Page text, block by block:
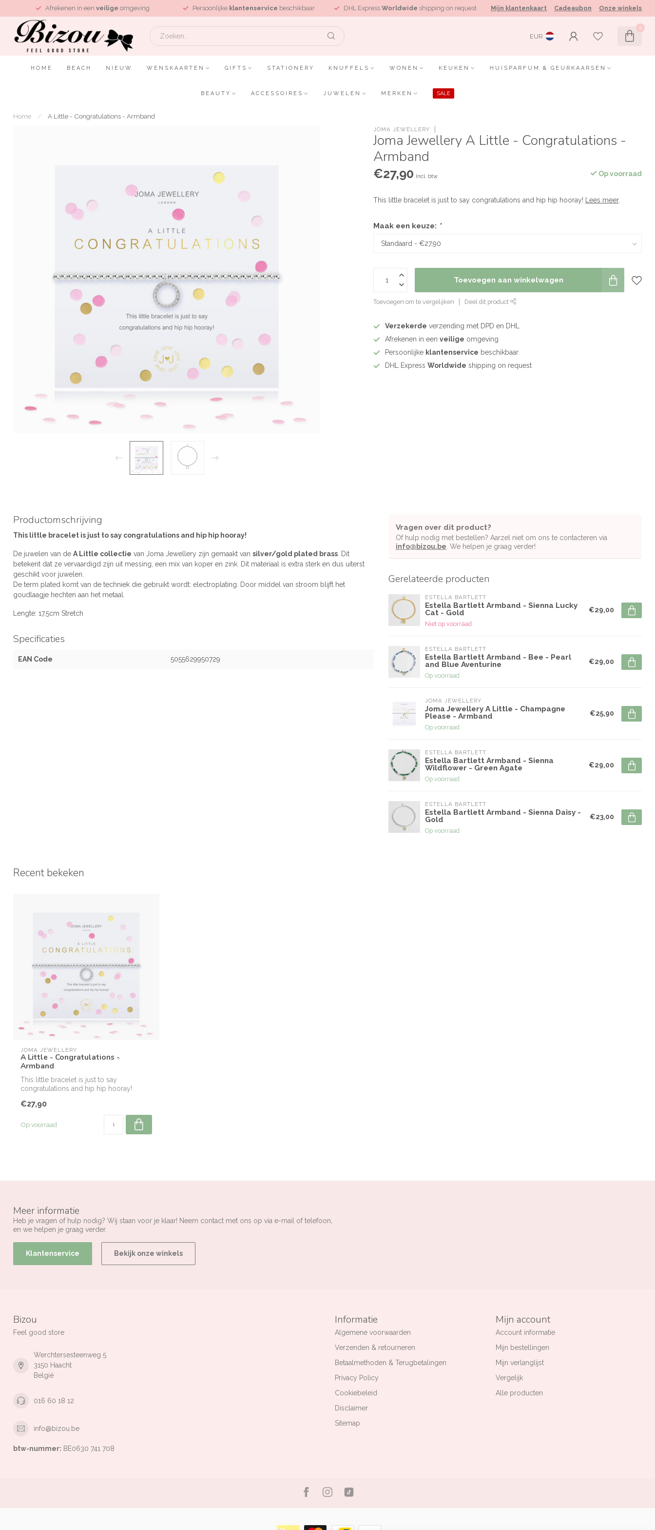
Afrekenen in een veilige omgeving Persoonlijke klantenservice beschikbaar DHL Express Worldwide shipping on request Mijn klantenkaart Cadeaubon Onze winkels
EUR
0
HOME BEACH NIEUW WENSKAARTEN GIFTS STATIONERY KNUFFELS WONEN KEUKEN HUISPARFUM & GEURKAARSEN
BEAUTY ACCESSOIRES JUWELEN MERKEN SALE
Home / A Little - Congratulations - Armband
JOMA JEWELLERY
Joma Jewellery A Little - Congratulations -
Armband
€27,90 Incl. btw Op voorraad
This little bracelet is just to say congratulations and hip hip hooray! Lees meer.
Maak een keuze: *
Toevoegen aan winkelwagen
Toevoegen om te vergelijken Deel dit product
Verzekerde verzending met DPD en DHL
Afrekenen in eenveilige omgeving
Persoonlijke klantenservice beschikbaar
DHL ExpressWorldwide shipping on request
Productomschrijving
This little bracelet is just to say congratulations and hip hip hooray!
De juwelen van de A Little collectie van Joma Jewellery zijn gemaakt van silver/gold plated brass . Dit
betekent dat ze vervaardigd zijn uit messing, een mix van koper en zink. Dit materiaal is extra sterk en dus uiterst
geschikt voor juwelen.
De term plated komt van de techniek die gebruikt wordt: electroplating. Door middel van stroom blijft het
goudlaagje hechten aan het metaal.
Lengte: 17,5cm Stretch
Specificaties
EAN Code 5055629950729
Vragen over dit product?
Of hulp nodig met bestellen? Aarzel niet om ons te contacteren via
info@bizou.be . We helpen je graag verder!
Gerelateerde producten
ESTELLA BARTLETT
Estella Bartlett Armband - Sienna Lucky
Cat - Gold
Niet op voorraad
€29,00
ESTELLA BARTLETT
Estella Bartlett Armband - Bee - Pearl
and Blue Aventurine
Op voorraad
€29,00
JOMA JEWELLERY
Joma Jewellery A Little - Champagne
Please - Armband
Op voorraad
€25,90
ESTELLA BARTLETT
Estella Bartlett Armband - Sienna
Wildflower - Green Agate
Op voorraad
€29,00
ESTELLA BARTLETT
Estella Bartlett Armband - Sienna Daisy -
Gold
Op voorraad
€23,00
Recent bekeken
JOMA JEWELLERY
A Little - Congratulations -
Armband
This little bracelet is just to say
congratulations and hip hip hooray!
€27,90
Op voorraad
Meer informatie
Heb je vragen of hulp nodig? Wij staan voor je klaar! Neem contact met ons op via e-mail of telefoon,
en we helpen je graag verder.
Klantenservice Bekijk onze winkels
Bizou
Feel good store
Werchtersesteenweg 5
3150 Haacht
België
016 60 18 12
info@bizou.be
btw-nummer: BE0630 741 708
Informatie
Algemene voorwaarden
Verzenden & retourneren
Betaalmethoden & Terugbetalingen
Privacy Policy
Cookiebeleid
Disclaimer
Sitemap
Mijn account
Account informatie
Mijn bestellingen
Mijn verlanglijst
Vergelijk
Alle producten